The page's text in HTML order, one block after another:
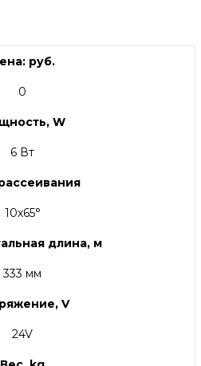
руб.
0
W
6 Вт
10х65°
длина, м
333 мм
V
24V